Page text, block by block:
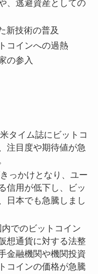
、逃避資産としての
新技術の普及
コインへの過熱
の参入
タイム誌にビットコ
注目度や期待値が急
っかけとなり、ユー
信用が低下し、ビッ
日本でも急騰しまし
でのビットコイン
想通貨に対する法整
金融機関や機関投資
コインの価格が急騰